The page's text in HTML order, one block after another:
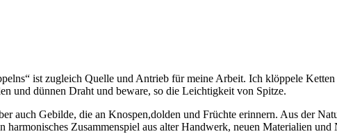
ist zugleich Quelle und Antrieb für meine Arbeit. Ich klöppele
und dünnen Draht und beware, so die Leichtigkeit von Spitze.
auch Gebilde, die an Knospen,dolden und Früchte erinnern. Aus der
Zusammenspiel aus alter Handwerk, neuen Materialien und